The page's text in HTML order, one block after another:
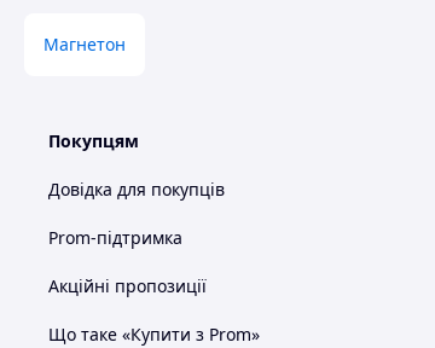
- Втягувальне реле (солоноїд) стартера
- Втулка стартера
- Якір стартера
- Редуктор стартера
- Обмотка (магніти) стартера
Магнетон
Покупцям
Довідка для покупців
Prom-підтримка
Акційні пропозиції
Що таке «Купити з Prom»